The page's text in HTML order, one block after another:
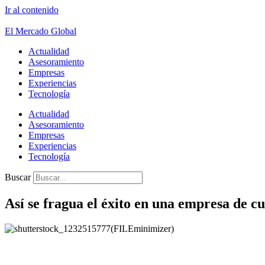
Ir al contenido
El Mercado Global
Actualidad
Asesoramiento
Empresas
Experiencias
Tecnología
Actualidad
Asesoramiento
Empresas
Experiencias
Tecnología
Buscar
Así se fragua el éxito en una empresa de